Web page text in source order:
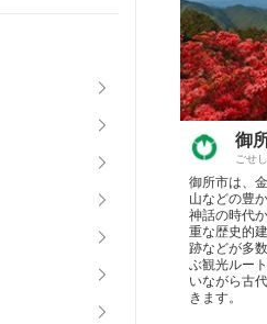
御
ごせし
御所市は、
山などの豊
神話の時代
重な歴史的
跡などが多
ぶ観光ルー
いながら古
きます。